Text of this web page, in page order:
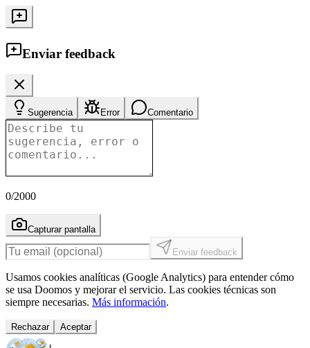
Enviar feedback
Sugerencia Error Comentario
0/2000
Capturar pantalla
Enviar feedback
Usamos cookies analíticas (Google Analytics) para entender cómo
se usa Doomos y mejorar el servicio. Las cookies técnicas son
siempre necesarias. Más información.
Rechazar Aceptar